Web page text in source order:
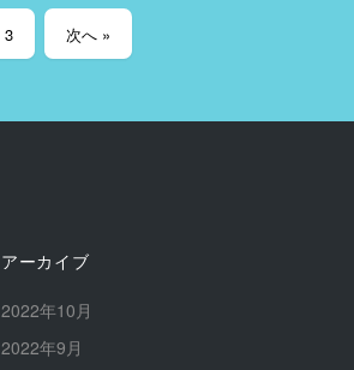
3 次へ »
アーカイブ
2022年10月
2022年9月